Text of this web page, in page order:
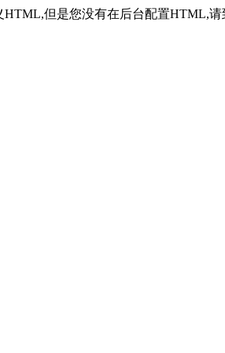
HTML,但是您没有在后台配置HTML,